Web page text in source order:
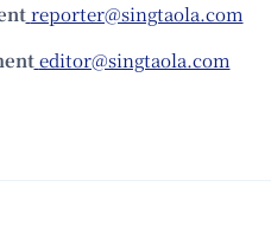
reporter@singtaola.com
editor@singtaola.com